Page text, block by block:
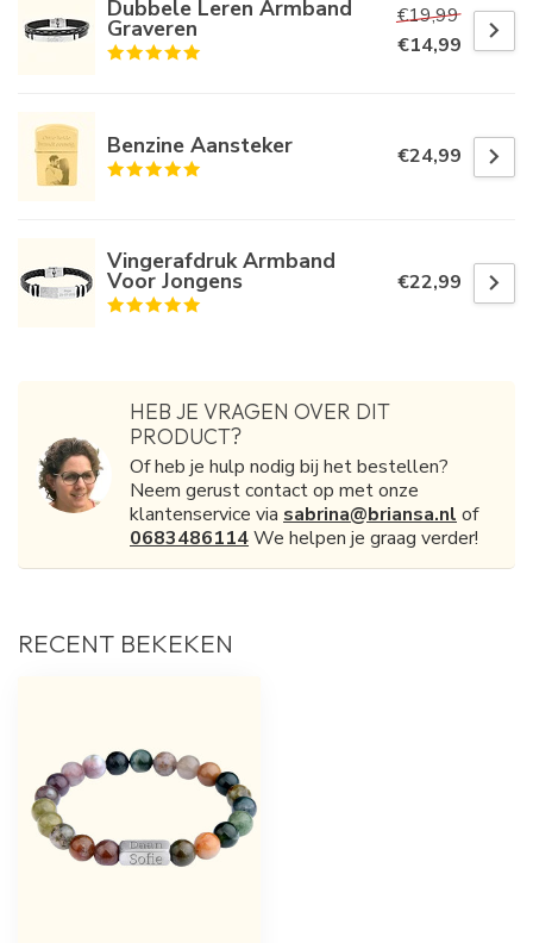
Dubbele Leren Armband
Graveren
€19,99
€14,99
Benzine Aansteker €24,99
Vingerafdruk Armband
Voor Jongens €22,99
HEB JE VRAGEN OVER DIT
PRODUCT?
Of heb je hulp nodig bij het bestellen?
Neem gerust contact op met onze
klantenservice via sabrina@briansa.nl of
0683486114We helpen je graag verder!
RECENT BEKEKEN